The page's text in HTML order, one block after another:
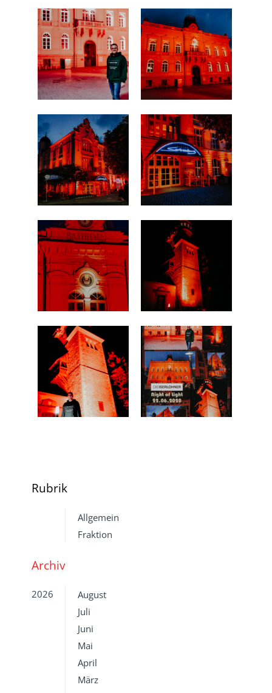
Rubrik
Allgemein
Fraktion
Archiv
2026
August
Juli
Juni
Mai
April
März